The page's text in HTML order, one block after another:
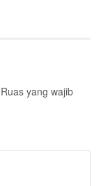
Ruas yang wajib